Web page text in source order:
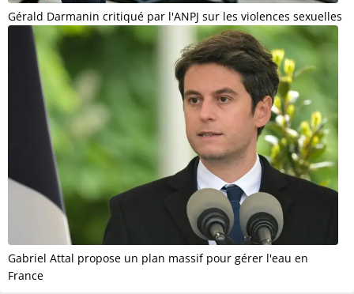
Gérald Darmanin critiqué par l'ANPJ sur les violences sexuelles
Gabriel Attal propose un plan massif pour gérer l'eau en
France